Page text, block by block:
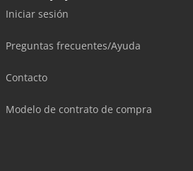
Iniciar sesión
Preguntas frecuentes/Ayuda
Contacto
Modelo de contrato de compra